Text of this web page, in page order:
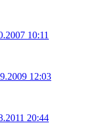
10:11
12:03
20:44